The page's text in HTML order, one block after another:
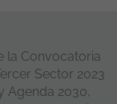
la Convocatoria
Sector 2023
Agenda 2030,